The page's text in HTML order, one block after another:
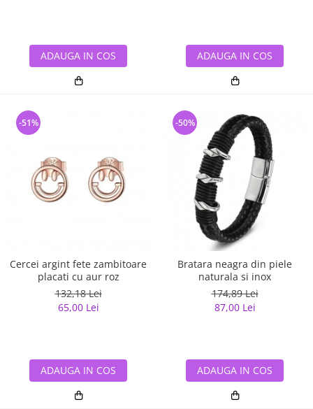
ADAUGA IN COS ADAUGA IN COS
Cercei argint fete zambitoare
placati cu aur roz
132,18 Lei
65,00 Lei
-51%
ADAUGA IN COS
Bratara neagra din piele
naturala si inox
174,89 Lei
87,00 Lei
-50%
ADAUGA IN COS